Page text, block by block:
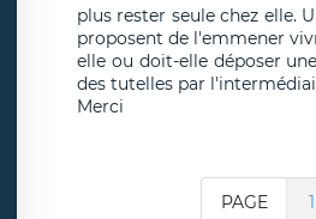
plus rester seule chez elle.
proposent de l'emmener
elle ou doit-elle déposer
des tutelles par
Merci
PAGE 1